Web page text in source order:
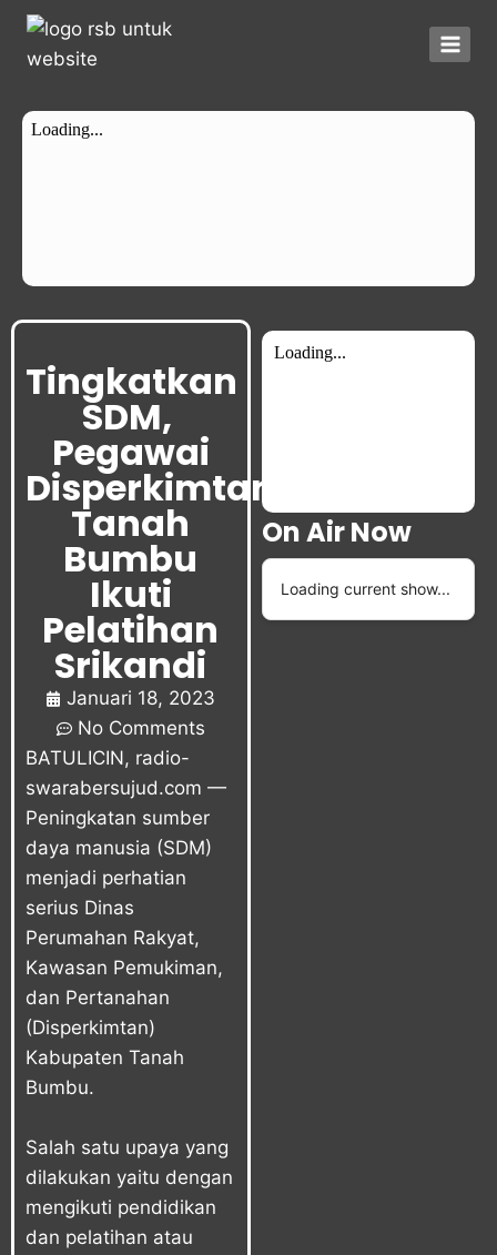
Tingkatkan
SDM,
Pegawai
Disperkimtan
Tanah
Bumbu
Ikuti
Pelatihan
Srikandi
Januari 18, 2023
No Comments
BATULICIN, radio-
swarabersujud.com —
Peningkatan sumber
daya manusia (SDM)
menjadi perhatian
serius Dinas
Perumahan Rakyat,
Kawasan Pemukiman,
dan Pertanahan
(Disperkimtan)
Kabupaten Tanah
Bumbu.
Salah satu upaya yang
dilakukan yaitu dengan
mengikuti pendidikan
dan pelatihan atau
On Air Now
Loading current show...